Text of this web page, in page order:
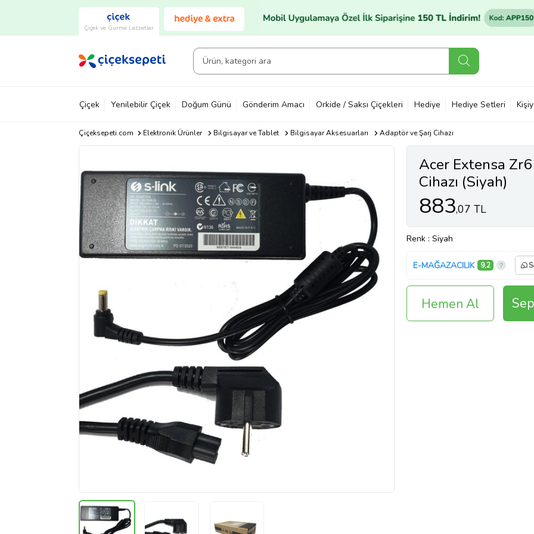
Çiçek ve Gurme Lezzetler
Çiçek Yenilebilir Çiçek Doğum Günü Gönderim Amacı Orkide / Saksı Çiçekleri Hediye Hediye Setleri
Çiçeksepeti.com Elektronik Ürünler Bilgisayar ve Tablet Bilgisayar Aksesuarları Adaptör ve Şarj Cihazı
Acer Extensa
Cihazı (Siyah)
883,07 TL
Renk : Siyah
E-MAĞAZACILIK 9,2
Hemen Al